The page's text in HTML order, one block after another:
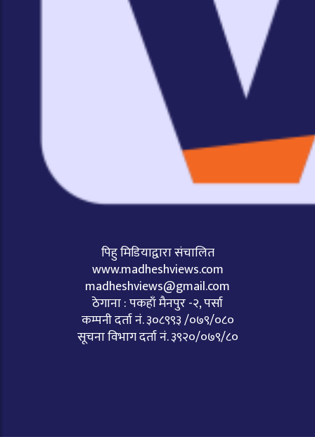
पिहु मिडियाद्वारा संचालित
www.madheshviews.com
madheshviews@gmail.com
ठेगाना : पकहाँ मैनपुर -२, पर्सा
कम्पनी दर्ता नं. ३०८९९३ /०७९/०८०
सूचना विभाग दर्ता नं. ३९२०/०७९/८०